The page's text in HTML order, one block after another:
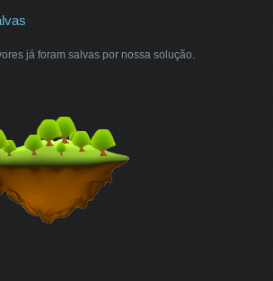
já foram salvas por nossa solução.